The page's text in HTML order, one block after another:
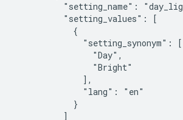
"setting_name":
          "setting_values": [
            {
              "setting_synonym": [
                "Day",
                "Bright"
              ],
              "lang": "en"
            }
          ]